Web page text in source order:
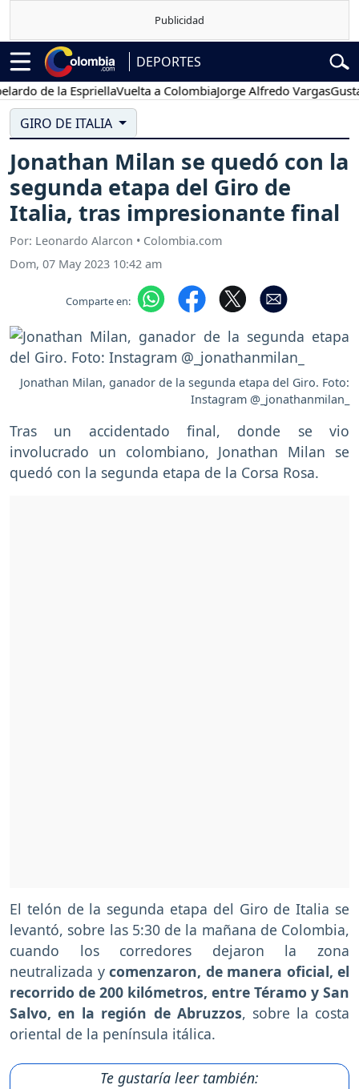
DEPORTES
de la EspriellaVuelta a ColombiaJorge Alfredo VargasGustavo
GIRO DE ITALIA
Jonathan Milan se quedó con la
segunda etapa del Giro de
Italia, tras impresionante final
Por: Leonardo Alarcon • Colombia.com
Dom, 07 May 2023 10:42 am
Comparte en:
Jonathan Milan, ganador de la segunda etapa del Giro. Foto:
Instagram @_jonathanmilan_
Tras un accidentado final, donde se vio
involucrado un colombiano, Jonathan Milan se
quedó con la segunda etapa de la Corsa Rosa.
El telón de la segunda etapa del Giro de Italia se
levantó, sobre las 5:30 de la mañana de Colombia,
cuando los corredores dejaron la zona
neutralizada y comenzaron, de manera oficial, el
recorrido de 200 kilómetros, entre Téramo y San
Salvo, en la región de Abruzzos, sobre la costa
oriental de la península itálica.
Te gustaría leer también: